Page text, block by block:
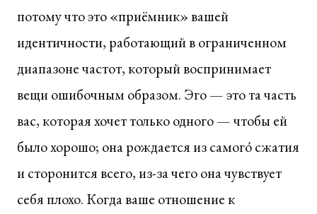
потому что это «приёмник» вашей
идентичности, работающий в ограниченном
диапазоне частот, который воспринимает
вещи ошибочным образом. Эго — это та часть
вас, которая хочет только одного — чтобы ей
было хорошо; она рождается из самогó сжатия
и сторонится всего, из-за чего она чувствует
себя плохо. Когда ваше отношение к